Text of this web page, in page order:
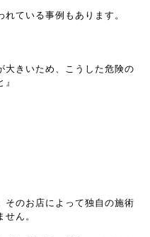
ている事例もあります。
大きいため、こうした危険の
そのお店によって独自の施術
ん。